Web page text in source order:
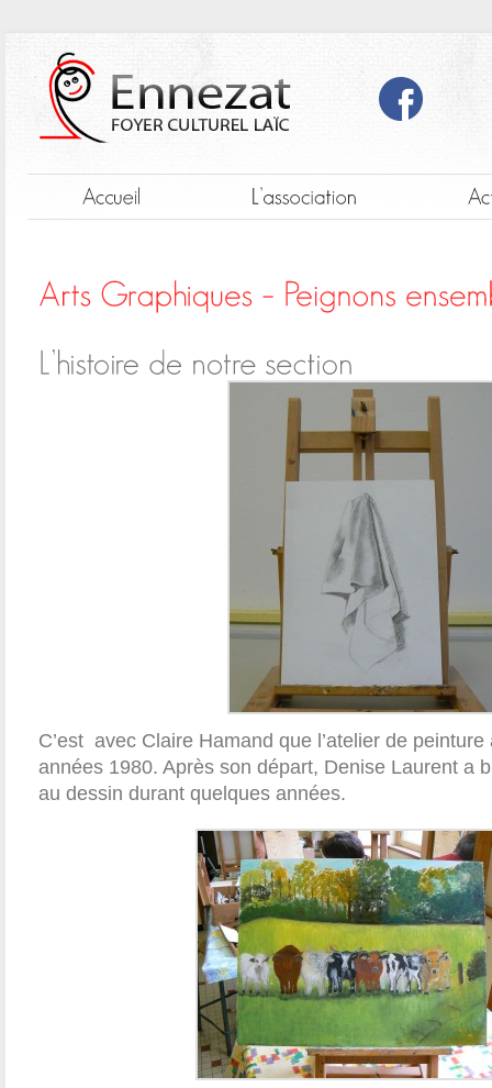
C’est avec Claire Hamand que l’atelier de
années 1980. Après son départ, Denise Laurent a
au dessin durant quelques années.